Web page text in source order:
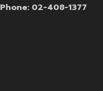
Phone: 02-408-1377